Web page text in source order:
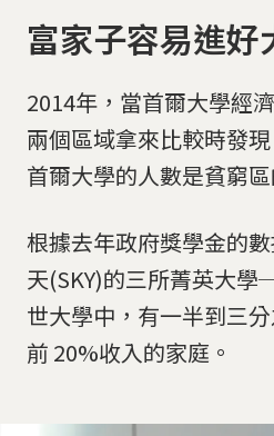
富家子容易進好
2014年，當首爾大學經
兩個區域拿來比較時發
首爾大學的人數是貧窮區
根據去年政府獎學金的
天(SKY)的三所菁英大
世大學中，有一半到三
前 20%收入的家庭。